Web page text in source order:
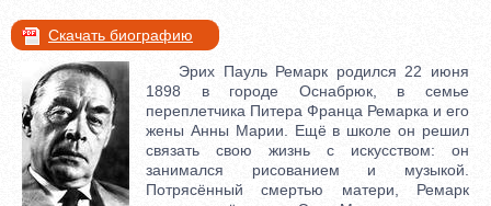
Скачать биографию
Эрих Пауль Ремарк родился 22 июня
1898 в городе Оснабрюк, в семье
переплетчика Питера Франца Ремарка и его
жены Анны Марии. Ещё в школе он решил
связать свою жизнь с искусством: он
занимался рисованием и музыкой.
Потрясённый смертью матери, Ремарк